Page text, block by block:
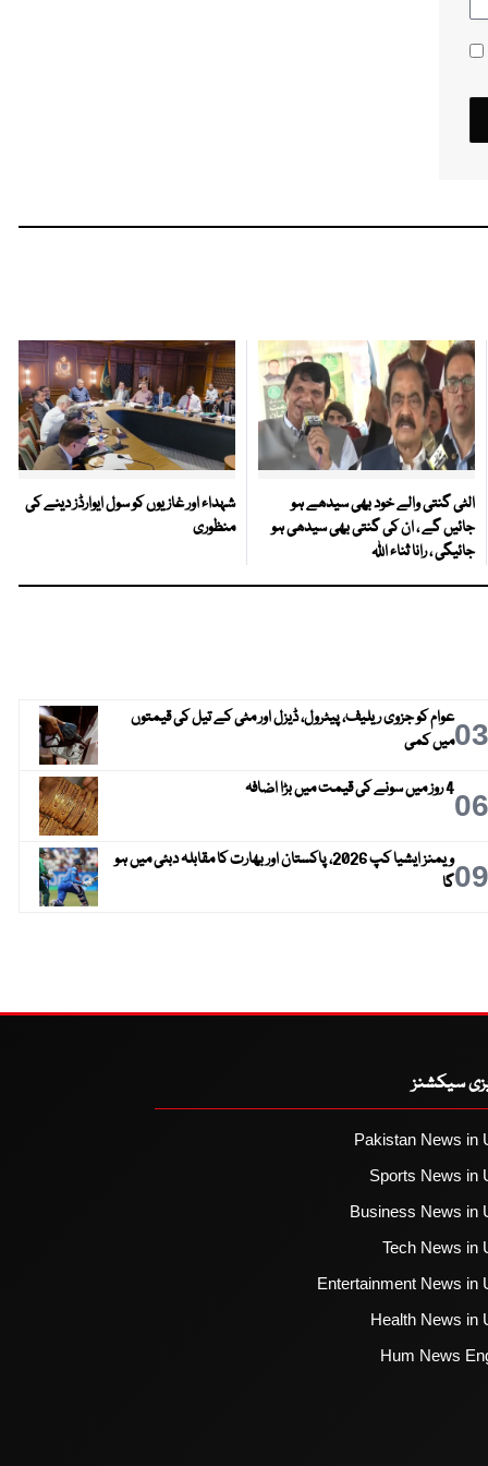
الٹی گنتی والے خود بھی سیدھے ہو
جائیں گے ، ان کی گنتی بھی سیدھی ہو
جائیگی ، رانا ثناء اللہ
شہداء اور غازیوں کو سول ایوارڈز دینے کی
منظوری
03عوام کو جزوی ریلیف، پیٹرول، ڈیزل اور مٹی کے تیل کی قیمتوں
میں کمی
064 روز میں سونے کی قیمت میں بڑا اضافہ
09
ویمنز ایشیا کپ 2026، پاکستان اور بھارت کا مقابلہ دبئی میں ہو
گا
سیکشنز
Pakistan News in
Sports News in
Business News in
Tech News in
Entertainment News in
Health News in
Hum News